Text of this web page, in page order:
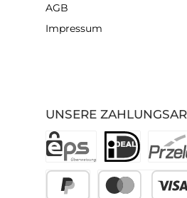
UNSERE
AGB
Impressum